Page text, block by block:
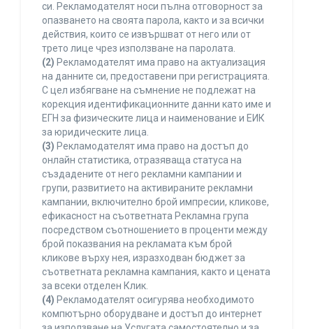
си. Рекламодателят носи пълна отговорност за
опазването на своята парола, както и за всички
действия, които се извършват от него или от
трето лице чрез използване на паролата.
(2) Рекламодателят има право на актуализация
на данните си, предоставени при регистрацията.
С цел избягване на съмнение не подлежат на
корекция идентификационните данни като име и
ЕГН за физическите лица и наименование и ЕИК
за юридическите лица.
(3) Рекламодателят има право на достъп до
онлайн статистика, отразяваща статуса на
създадените от него рекламни кампании и
групи, развитието на активираните рекламни
кампании, включително брой импресии, кликове,
ефикасност на съответната Рекламна група
посредством съотношението в проценти между
брой показвания на рекламата към брой
кликове върху нея, изразходван бюджет за
съответната рекламна кампания, както и цената
за всеки отделен Клик.
(4) Рекламодателят осигурява необходимото
компютърно оборудване и достъп до интернет